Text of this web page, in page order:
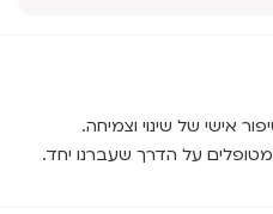
אישי של שינוי וצמיחה.
על הדרך שעברנו יחד.